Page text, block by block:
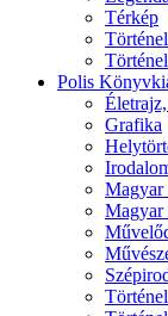
Térkép
Polis
Grafika
Magyar
Magyar